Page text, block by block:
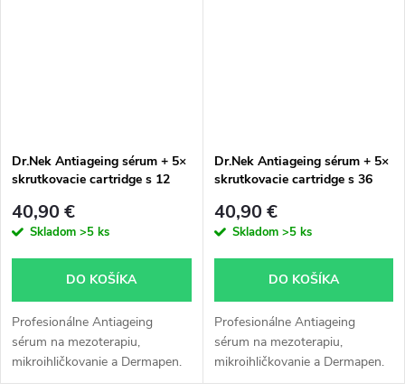
Dr.Nek Antiageing sérum + 5×
skrutkovacie cartridge s 12
40,90 €
Skladom >5 ks
DO KOŠÍKA
Profesionálne Antiageing
sérum na mezoterapiu,
mikroihličkovanie a Dermapen.
Obsahuje kyselinu hyalurónovú,
Dr.Nek Antiageing sérum + 5×
skrutkovacie cartridge s 36
40,90 €
Skladom >5 ks
DO KOŠÍKA
Profesionálne Antiageing
sérum na mezoterapiu,
mikroihličkovanie a Dermapen.
Obsahuje kyselinu hyalurónovú,